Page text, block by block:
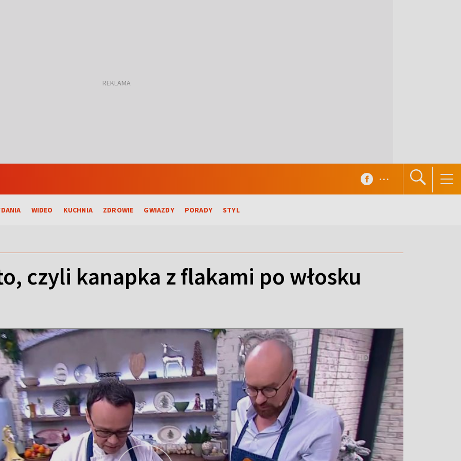
WIDEO KUCHNIA ZDROWIE GWIAZDY PORADY STYL
...
czyli kanapka z flakami po włosku